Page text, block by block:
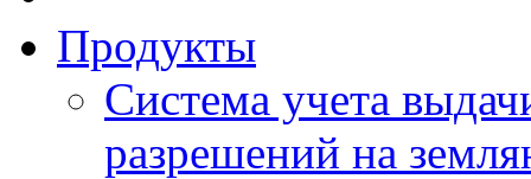
Продукты
Система учета
разрешений на